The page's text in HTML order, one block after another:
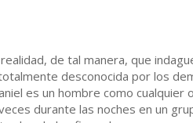
de tal manera, que
desconocida por los
es un hombre como cualquier
durante las noches en un